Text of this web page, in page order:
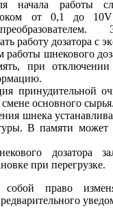
начала работы
от 0,1 до 10V
работу дозатора с
шнекового
при
принудительной
основного сырья.
шнека
В памяти может
дозатора
при перегрузке.
право